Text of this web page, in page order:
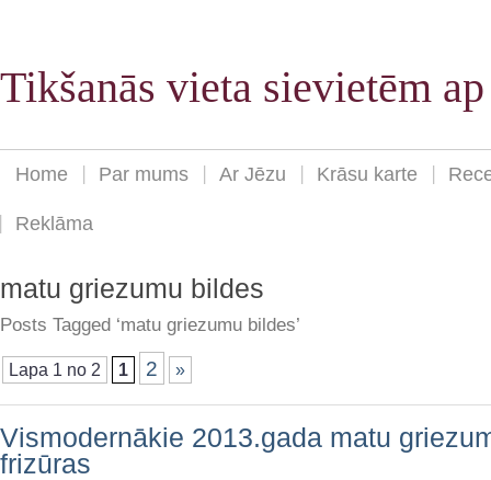
Tikšanās vieta sievietēm
Home Par mums Ar Jēzu Krāsu karte
Reklāma
matu griezumu bildes
Posts Tagged ‘matu griezumu bildes’
Lapa 1 no 2 1 2 »
Vismodernākie 2013.gada matu
frizūras